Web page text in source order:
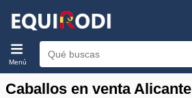
Menú
Caballos en venta Alicante